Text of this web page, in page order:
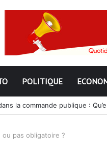
POLITIQUE
la commande publique :
ou pas obligatoire ?